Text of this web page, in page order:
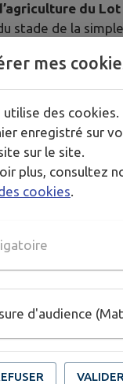
du Lot
stade de la
en place d’un
du Lot
des journées de
à un premier
:
au 05 65 23 22
mes
utilise des cookies.
enregistré sur
sur le site.
plus, consultez
cookies
d'audience